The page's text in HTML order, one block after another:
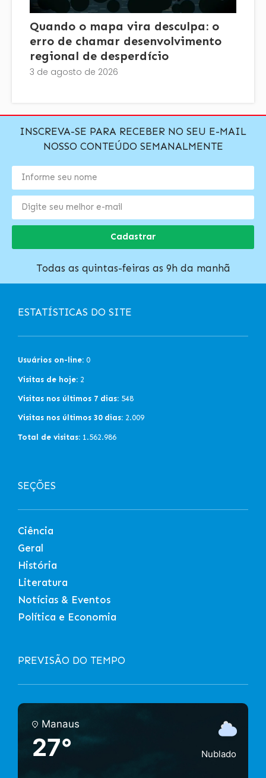
Quando o mapa vira desculpa: o
erro de chamar desenvolvimento
regional de desperdício
3 de agosto de 2026
INSCREVA-SE PARA RECEBER NO SEU E-MAIL
NOSSO CONTEÚDO SEMANALMENTE
Cadastrar
Todas as quintas-feiras as 9h da manhã
ESTATÍSTICAS DO SITE
Usuários on-line: 0
Visitas de hoje: 2
Visitas nos últimos 7 dias: 548
Visitas nos últimos 30 dias: 2.009
Total de visitas: 1.562.986
SEÇÕES
Ciência
Geral
História
Literatura
Notícias & Eventos
Política e Economia
PREVISÃO DO TEMPO
Manaus
27° Nublado